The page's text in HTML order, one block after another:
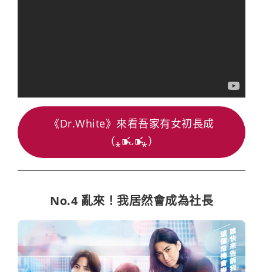
《Dr.White》來看吾家有女初長成
（⁎⁍̴̛ᴗ⁍̴̛⁎）
No.4 亂來！我居然會成為社長